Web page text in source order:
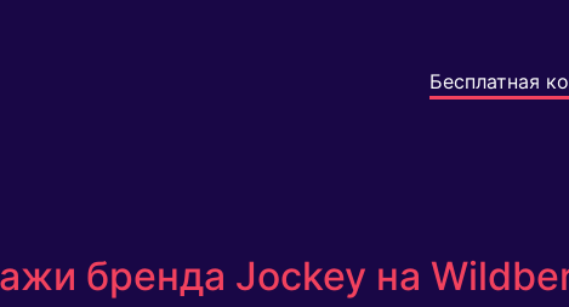
Бесплатная
бренда Jockey на